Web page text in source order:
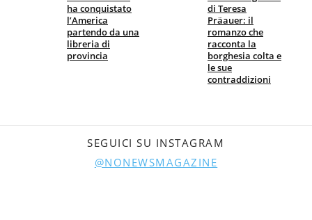
ha conquistato
l’America
partendo da una
libreria di
provincia
di Teresa
Präauer: il
romanzo che
racconta la
borghesia colta e
le sue
contraddizioni
SEGUICI SU INSTAGRAM
@NONEWSMAGAZINE